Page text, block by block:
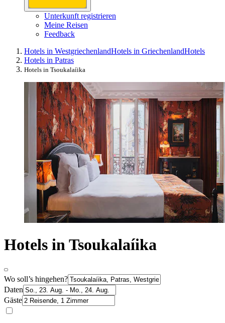
Unterkunft registrieren
Meine Reisen
Feedback
Hotels in WestgriechenlandHotels in GriechenlandHotels
Hotels in Patras
Hotels in Tsoukalaíika
Hotels in Tsoukalaíika
Wo soll’s hingehen?
Daten
Gäste